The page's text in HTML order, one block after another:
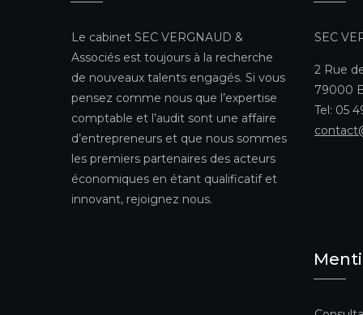
Le cabinet SEC VERGNAUD &
Associés est toujours à la recherche
de nouveaux talents engagés. Si vous
pensez comme nous que l’expertise
comptable et l’audit sont une affaire
d’entrepreneurs et que nous sommes
les premiers partenaires des acteurs
économiques en étant qualificatif et
innovant, rejoignez nous.
SEC
2 Rue
79000
Tel: 05